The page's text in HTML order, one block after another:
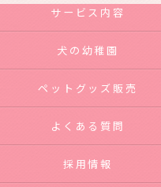
サービス内容
犬の幼稚園
ペットグッズ販売
よくある質問
採用情報